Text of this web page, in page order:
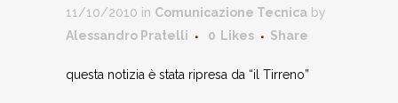
11/10/2010 in Comunicazione Tecnica by
Alessandro Pratelli
0 Likes Share
questa notizia è stata ripresa da “il Tirreno”